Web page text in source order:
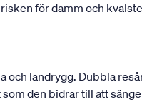
för damm och
ländrygg. Dubbla
den bidrar till att